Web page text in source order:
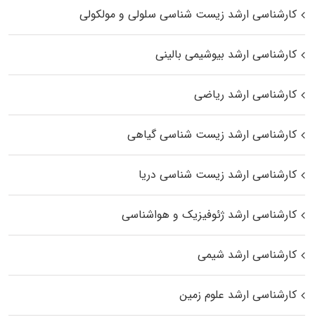
کارشناسی ارشد زیست شناسی سلولی و مولکولی
کارشناسی ارشد بیوشیمی بالینی
کارشناسی ارشد ریاضی
کارشناسی ارشد زیست‌ شناسی گیاهی
کارشناسی ارشد زیست‌ شناسی دریا
کارشناسی ارشد ژئوفیزیک و هواشناسی
کارشناسی ارشد شیمی
کارشناسی ارشد علوم زمین